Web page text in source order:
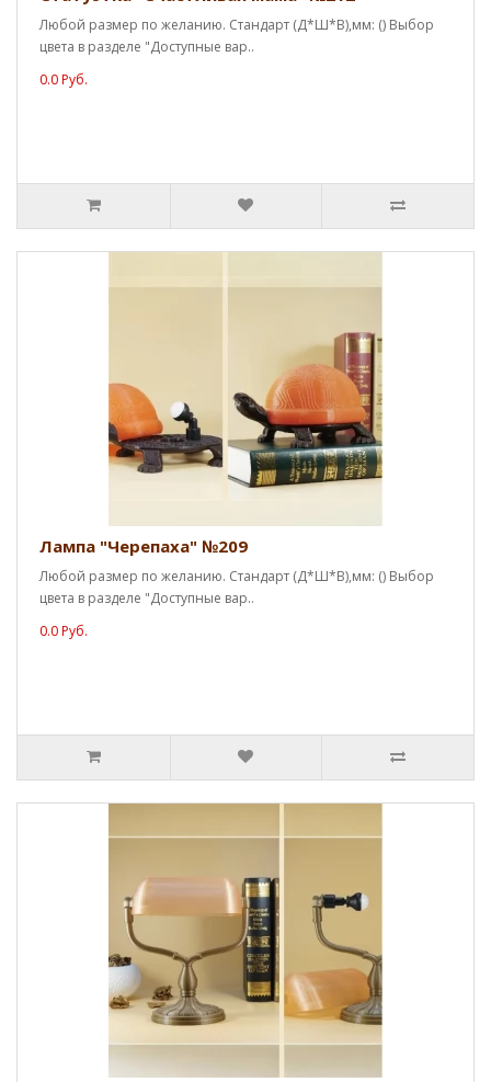
Любой размер по желанию. Стандарт (Д*Ш*В),мм: () Выбор
цвета в разделе "Доступные вар..
0.0 Руб.
Лампа "Черепаха" №209
Любой размер по желанию. Стандарт (Д*Ш*В),мм: () Выбор
цвета в разделе "Доступные вар..
0.0 Руб.